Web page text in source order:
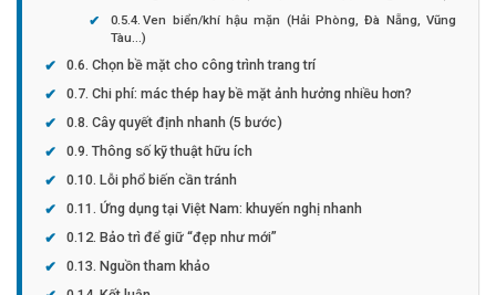
Ven biển/khí hậu mặn (Hải Phòng, Đà Nẵng, Vũng
Tàu…)
Chọn bề mặt cho công trình trang trí
Chi phí: mác thép hay bề mặt ảnh hưởng nhiều hơn?
Cây quyết định nhanh (5 bước)
Thông số kỹ thuật hữu ích
Lỗi phổ biến cần tránh
Ứng dụng tại Việt Nam: khuyến nghị nhanh
Bảo trì để giữ “đẹp như mới”
Nguồn tham khảo